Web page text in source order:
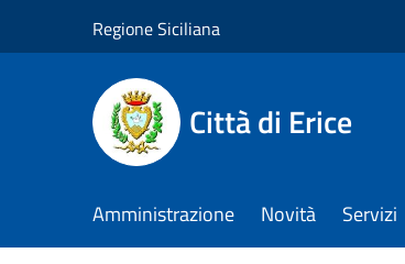
Regione Siciliana
Città di Erice
Amministrazione Novità Servizi